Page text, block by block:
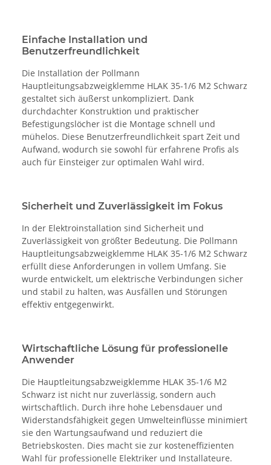
Einfache Installation und
Benutzerfreundlichkeit
Die Installation der Pollmann
Hauptleitungsabzweigklemme HLAK 35-1/6 M2 Schwarz
gestaltet sich äußerst unkompliziert. Dank
durchdachter Konstruktion und praktischer
Befestigungslöcher ist die Montage schnell und
mühelos. Diese Benutzerfreundlichkeit spart Zeit und
Aufwand, wodurch sie sowohl für erfahrene Profis als
auch für Einsteiger zur optimalen Wahl wird.
Sicherheit und Zuverlässigkeit im Fokus
In der Elektroinstallation sind Sicherheit und
Zuverlässigkeit von größter Bedeutung. Die Pollmann
Hauptleitungsabzweigklemme HLAK 35-1/6 M2 Schwarz
erfüllt diese Anforderungen in vollem Umfang. Sie
wurde entwickelt, um elektrische Verbindungen sicher
und stabil zu halten, was Ausfällen und Störungen
effektiv entgegenwirkt.
Wirtschaftliche Lösung für professionelle
Anwender
Die Hauptleitungsabzweigklemme HLAK 35-1/6 M2
Schwarz ist nicht nur zuverlässig, sondern auch
wirtschaftlich. Durch ihre hohe Lebensdauer und
Widerstandsfähigkeit gegen Umwelteinflüsse minimiert
sie den Wartungsaufwand und reduziert die
Betriebskosten. Dies macht sie zur kosteneffizienten
Wahl für professionelle Elektriker und Installateure.